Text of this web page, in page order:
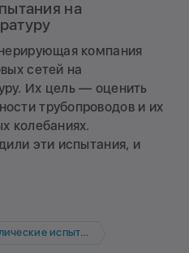
на
компания
сетей на
Их цель — оценить
трубопроводов и их
колебаниях.
эти испытания, и
испытания